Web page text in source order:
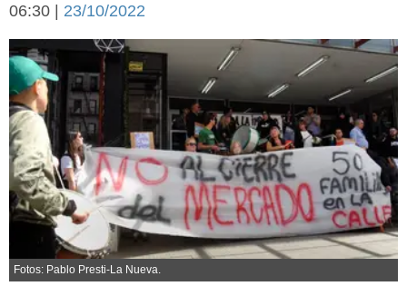
Con el campo
Espacio empresas
Sociedad y tiempo
libre
Sociedad
Tecnología
Turismo
Salud
Es viral
El tiempo
Cartón Lleno
Fúnebres
06:30 | 23/10/2022
Fotos: Pablo Presti-La Nueva.